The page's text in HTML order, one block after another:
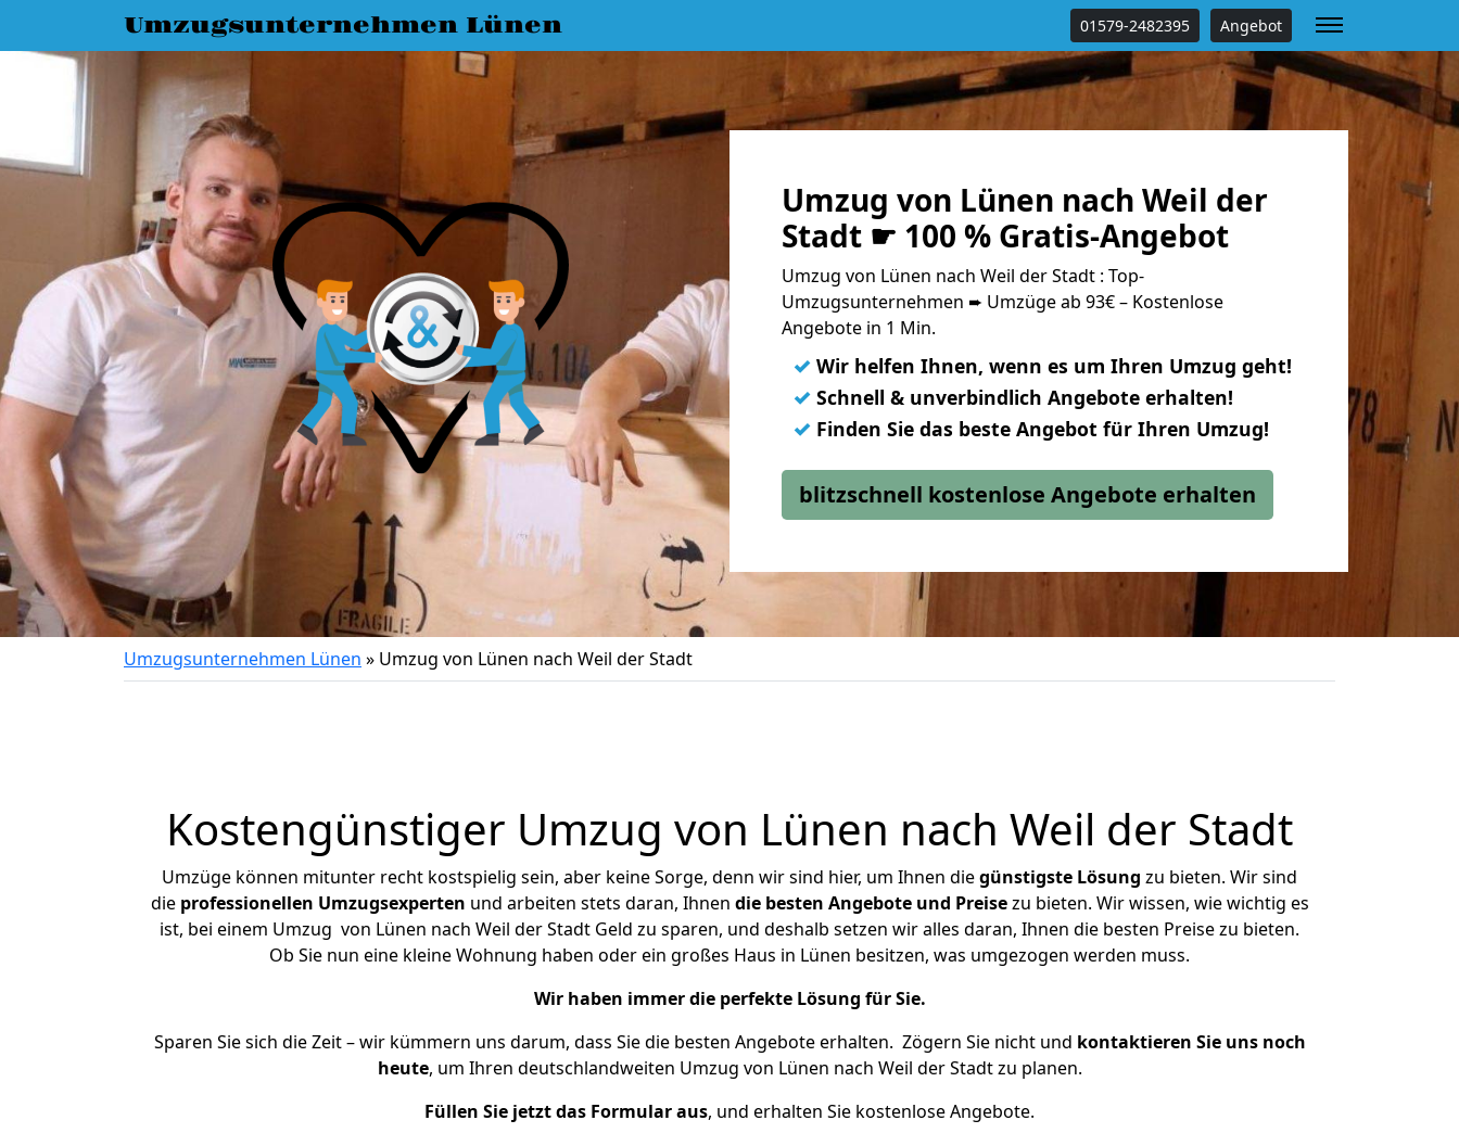
Umzugsunternehmen Lünen 01579-2482395 Angebot
Umzug von Lünen nach Weil der
Stadt ☛ 100 % Gratis-Angebot
Umzug von Lünen nach Weil der Stadt : Top-
Umzugsunternehmen ➨ Umzüge ab 93€ – Kostenlose
Angebote in 1 Min.
✓ Wir helfen Ihnen, wenn es um Ihren Umzug geht!
✓ Schnell & unverbindlich Angebote erhalten!
✓ Finden Sie das beste Angebot für Ihren Umzug!
blitzschnell kostenlose Angebote erhalten
Umzugsunternehmen Lünen » Umzug von Lünen nach Weil der Stadt
Kostengünstiger Umzug von Lünen nach Weil der Stadt
Umzüge können mitunter recht kostspielig sein, aber keine Sorge, denn wir sind hier, um Ihnen diegünstigste Lösung zu bieten. Wir sind
die professionellen Umzugsexperten und arbeiten stets daran, Ihnen die besten Angebote und Preisezu bieten. Wir wissen, wie wichtig es
ist, bei einem Umzug von Lünen nach Weil der Stadt Geld zu sparen, und deshalb setzen wir alles daran, Ihnen die besten Preise zu bieten.
Ob Sie nun eine kleine Wohnung haben oder ein großes Haus in Lünen besitzen, was umgezogen werden muss.
Wir haben immer die perfekte Lösung für Sie.
Sparen Sie sich die Zeit – wir kümmern uns darum, dass Sie die besten Angebote erhalten. Zögern Sie nicht und kontaktieren Sie uns noch
heute, um Ihren deutschlandweiten Umzug von Lünen nach Weil der Stadt zu planen.
Füllen Sie jetzt das Formular aus, und erhalten Sie kostenlose Angebote.